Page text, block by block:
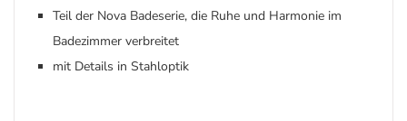
Teil der Nova Badeserie, die Ruhe und Harmonie im
Badezimmer verbreitet
mit Details in Stahloptik